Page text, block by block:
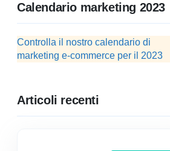
Calendario marketing 2023
Controlla il nostro calendario di
marketing e-commerce per il 2023
Articoli recenti